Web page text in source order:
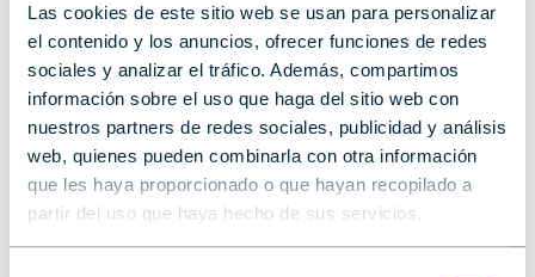
Las cookies de este sitio web se usan para personalizar
el contenido y los anuncios, ofrecer funciones de redes
sociales y analizar el tráfico. Además, compartimos
información sobre el uso que haga del sitio web con
nuestros partners de redes sociales, publicidad y análisis
web, quienes pueden combinarla con otra información
que les haya proporcionado o que hayan recopilado a
partir del uso que haya hecho de sus servicios.
Continuar con Google
¿Todavía no tienes cuenta? Regístrate ahora